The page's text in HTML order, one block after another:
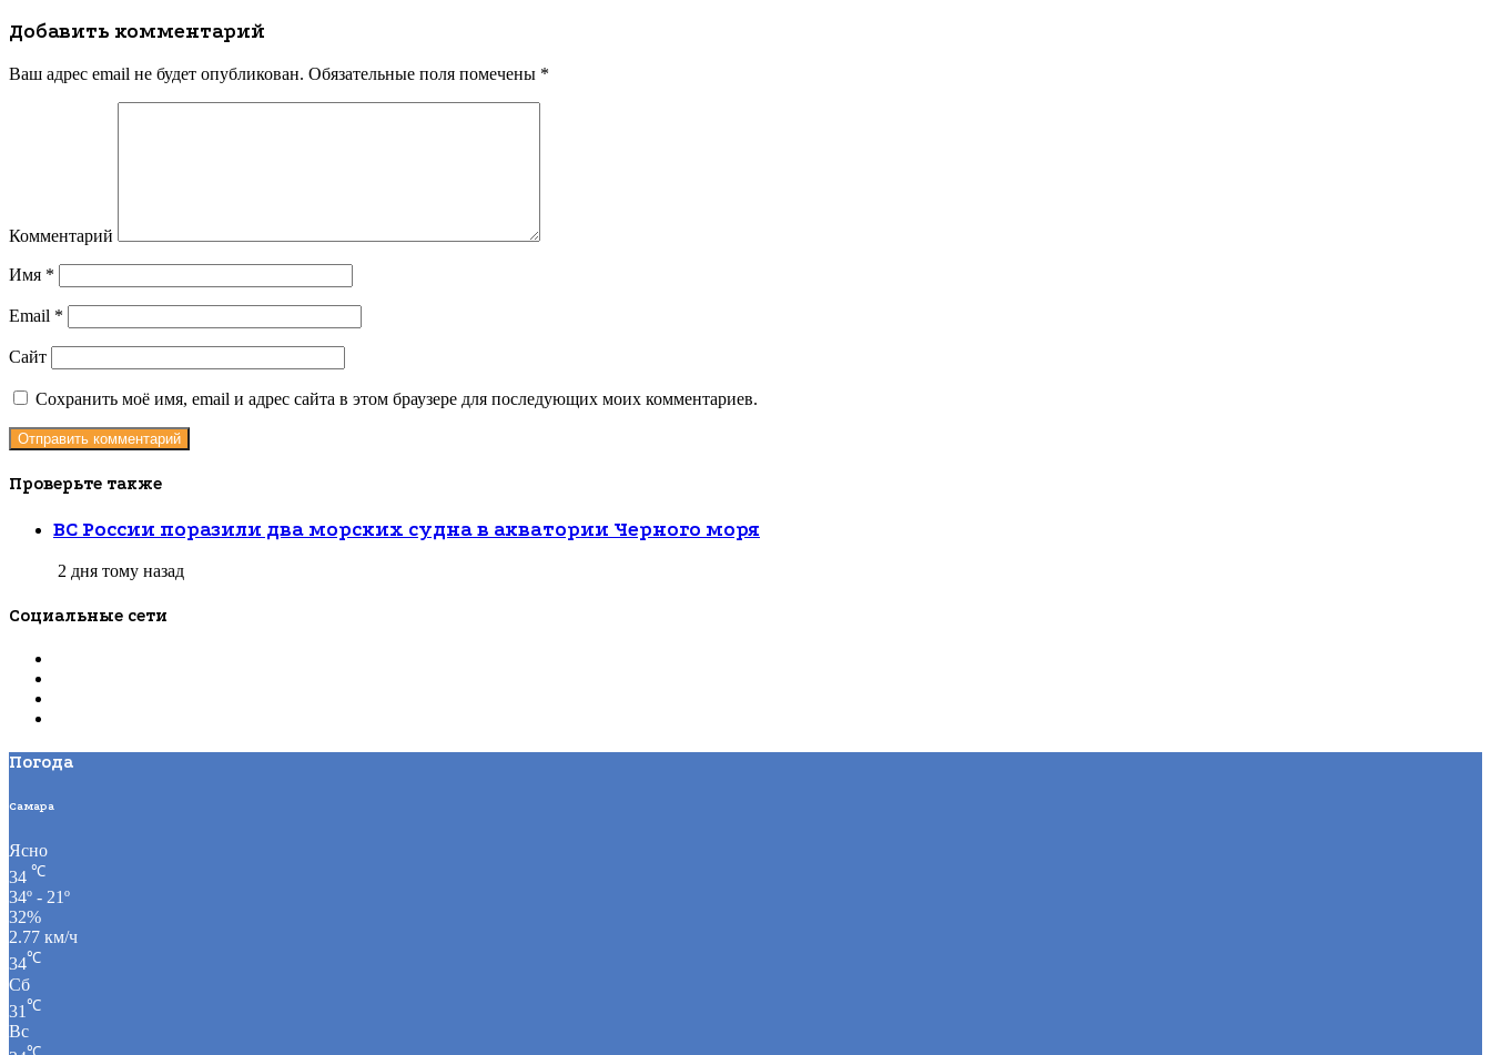
Добавить комментарий
Ваш адрес email не будет опубликован. Обязательные поля помечены *
Комментарий
Имя *
Email *
Сайт
Сохранить моё имя, email и адрес сайта в этом браузере для последующих моих комментариев.
Проверьте также
ЗакрытьВС России поразили два морских судна в акватории Черного моря
2 дня тому назад
Социальные сети
Погода
Самара
Ясно
34 ℃
34º - 21º
32%
2.77 км/ч
34℃
Сб
31 ℃
Вс